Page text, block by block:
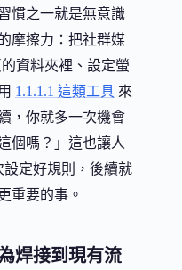
慣之一就是無意識
摩擦力：把社群媒
資料夾裡、設定螢
1.1.1.1 這類工具 來
，你就多一次機會
個嗎？」這也讓人
設定好規則，後續就
重要的事。
焊接到現有流